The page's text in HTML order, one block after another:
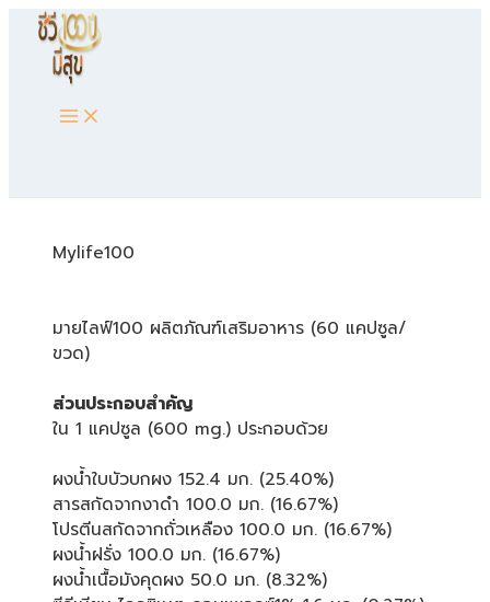
Skip
content
Main
Menu
Mylife100
มายไลฟ์100 ผลิตภัณฑ์เสริมอาหาร (60 แคปซูล/
ขวด)
ส่วนประกอบสำคัญ
ใน 1 แคปซูล (600 mg.) ประกอบด้วย
ผงน้ำใบบัวบกผง 152.4 มก. (25.40%)
สารสกัดจากงาดำ 100.0 มก. (16.67%)
โปรตีนสกัดจากถั่วเหลือง 100.0 มก. (16.67%)
ผงน้ำฝรั่ง 100.0 มก. (16.67%)
ผงน้ำเนื้อมังคุดผง 50.0 มก. (8.32%)